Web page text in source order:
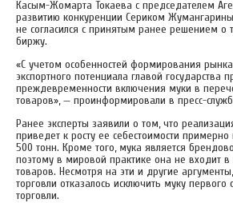
Касым-Жомарта Токаева с председателем
развитию конкуренции Сериком
не согласился с принятым ранее решением о
биржу.
«С учетом особенностей формирования
экспортного потенциала главой государства
преждевременности включения муки в
товаров», — проинформировали в пресс-
Ранее эксперты заявили о том, что
приведет к росту ее себестоимости
500 тонн. Кроме того, мука является
поэтому в мировой практике она не входит
товаров. Несмотря на эти и другие
торговли отказалось исключить муку
торговли.